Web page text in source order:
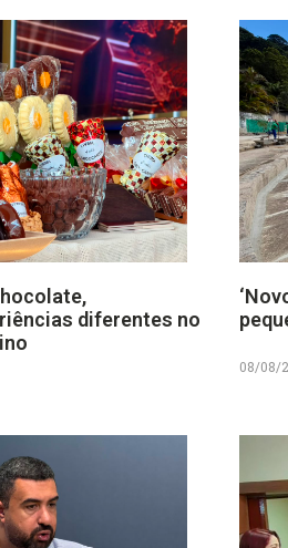
diferentes no
08/08/